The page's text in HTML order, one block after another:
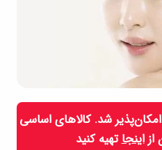
امکان‌پذیر شد. کالاهای اساسی
ازاینجاتهیه کنید